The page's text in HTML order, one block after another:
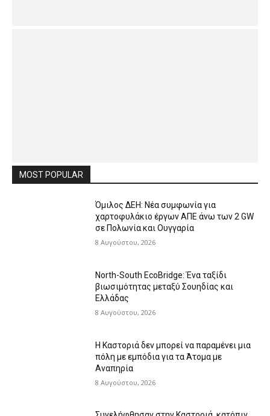
MOST POPULAR
Όμιλος ΔΕΗ: Νέα συμφωνία για
χαρτοφυλάκιο έργων ΑΠΕ άνω των 2 GW
σε Πολωνία και Ουγγαρία
8 Αυγούστου, 2026
North-South EcoBridge: Ένα ταξίδι
βιωσιμότητας μεταξύ Σουηδίας και
Ελλάδας
8 Αυγούστου, 2026
Η Καστοριά δεν μπορεί να παραμένει μια
πόλη με εμπόδια για τα Άτομα με
Αναπηρία
8 Αυγούστου, 2026